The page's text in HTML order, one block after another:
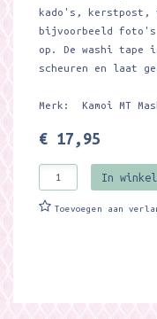
kado's, kerstpost,
bijvoorbeeld foto's
op. De washi tape
scheuren en laat
Merk: Kamoi MT
€ 17,95
In
Toevoegen aan